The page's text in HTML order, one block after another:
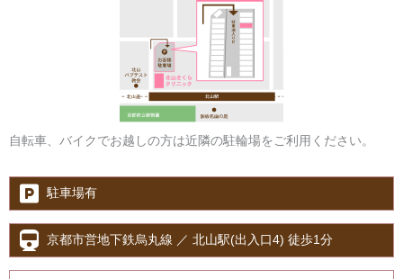
自転車、バイクでお越しの方は近隣の駐輪場をご利用ください。
駐車場有
京都市営地下鉄烏丸線 ／ 北山駅(出入口4) 徒歩1分